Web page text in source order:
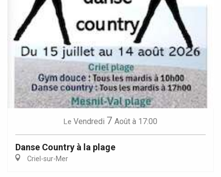
Le Vendredi 7 Août à 17:00
Danse Country à la plage
Criel-sur-Mer